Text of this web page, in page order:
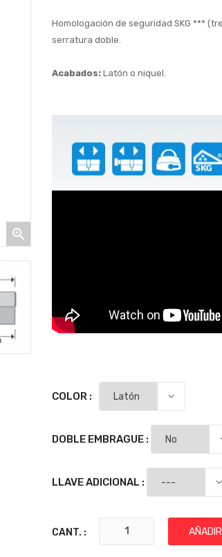

Homologación de seguridad SKG ***
serratura doble.
Acabados: Latón o niquel.
COLOR :
DOBLE EMBRAGUE :
LLAVE ADICIONAL :
CANT. :